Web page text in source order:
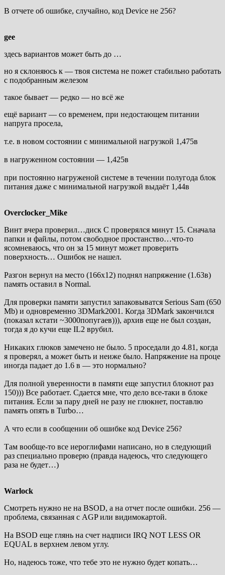
В отчете об ошибке, случайно, код Device не 256?
gee
здесь вариантов может быть до …
но я склоняюсь к — твоя система не пожет стабильно работать
с подобранным железом
такое бывает — редко — но всё же
ещё вариант — со временем, при недостающем питании
напруга просела,
т.е. в новом состоянии с минимальной нагрузкой 1,475в
в нагруженном состоянии — 1,425в
при постоянно нагруженой системе в течении полугода блок
питания даже с минимальной нагрузкой выдаёт 1,44в
Overclocker_Mike
Винт вчера проверил…диск С проверялся минут 15. Сначала
папки и файлы, потом свободное простанство…что-то
ясомневаюсь, что он за 15 минут может проверить
поверхность… Ошибок не нашел.
Разгон вернул на место (166х12) поднял напряжение (1.63в)
память оставил в Normal.
Для проверки памяти запустил запаковыватся Serious Sam (650
Mb) и одновременно 3DMark2001. Когда 3DMark закончился
(показал кстати ~3000попугаев))), архив еще не был создан,
тогда я до кучи еще IL2 врубил.
Никаких глюков замечено не было. 5 проседали до 4.81, когда
я проверял, а может быть и неиже было. Напряжение на проце
иногда падает до 1.6 в — это нормально?
Для полной уверенности в памяти еще запустил блокнот раз
150))) Все работает. Сдается мне, что дело все-таки в блоке
питания. Если за пару дней не разу не глюкнет, поставлю
память опять в Turbo…
А что если в сообщении об ошибке код Device 256?
Там вообще-то все иероглифами написано, но в следующий
раз специально проверю (правда надеюсь, что следующего
раза не будет…)
Warlock
Смотреть нужно не на BSOD, а на отчет после ошибки. 256 —
проблема, связанная с AGP или видимокартой.
На BSOD еще глянь на счет надписи IRQ NOT LESS OR
EQUAL в верхнем левом углу.
Но, надеюсь тоже, что тебе это не нужно будет копать…